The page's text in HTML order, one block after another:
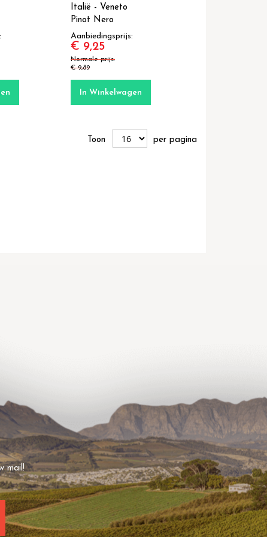
Italië - Veneto
Pinot Nero
Aanbiedingsprijs
€ 9,25
Normale prijs
€ 9,89
In Winkelwagen
Toon per pagina
mail!